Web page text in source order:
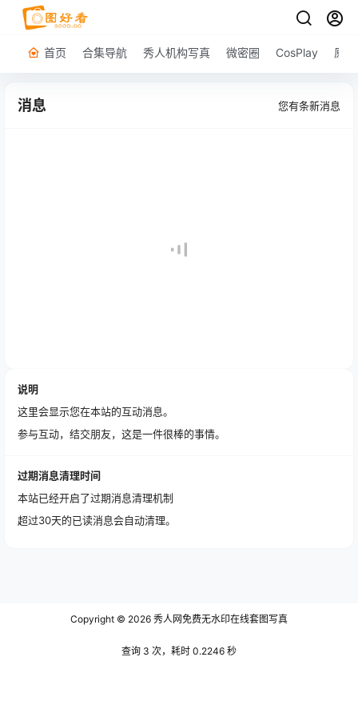
首页 合集导航 秀人机构写真 微密圈 CosPlay 原
消息 您有条新消息
说明
这里会显示您在本站的互动消息。
参与互动，结交朋友，这是一件很棒的事情。
过期消息清理时间
本站已经开启了过期消息清理机制
超过30天的已读消息会自动清理。
Copyright © 2026 秀人网免费无水印在线套图写真
查询 3 次，耗时 0.2246 秒